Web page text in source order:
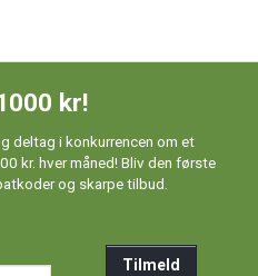
kr!
deltag i konkurrencen om et
kr. hver måned! Bliv den første
og skarpe tilbud.
Tilmeld